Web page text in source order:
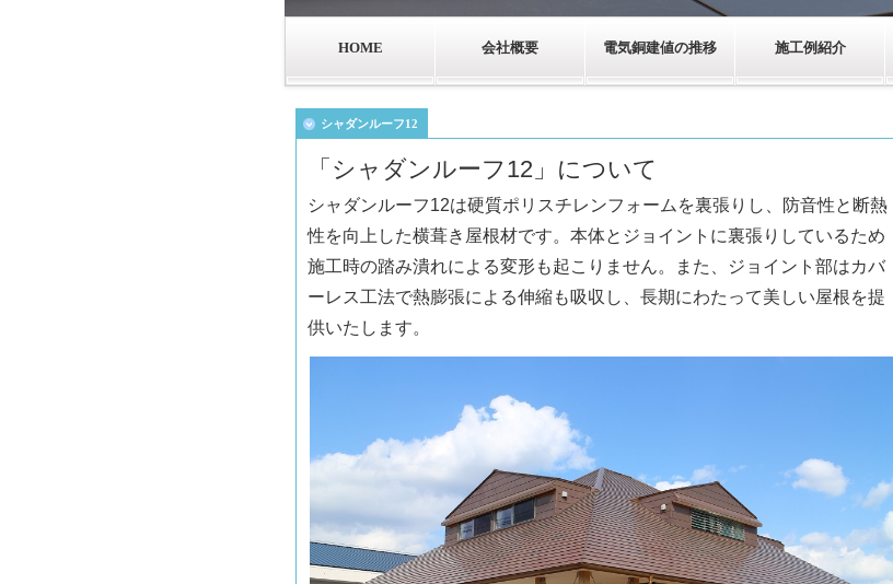
HOME 会社概要 電気銅建値の推移 施工例紹介
シャダンルーフ12
「シャダンルーフ12」について
シャダンルーフ12は硬質ポリスチレンフォームを裏張りし、防音性と断熱
性を向上した横葺き屋根材です。本体とジョイントに裏張りしているため
施工時の踏み潰れによる変形も起こりません。また、ジョイント部はカバ
ーレス工法で熱膨張による伸縮も吸収し、長期にわたって美しい屋根を提
供いたします。